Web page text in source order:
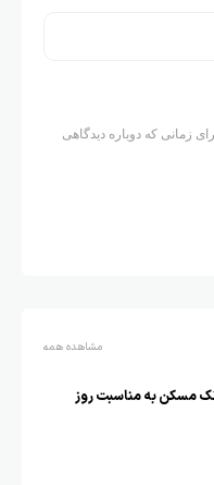
زمانی که دوباره دیدگاهی
مشاهده همه
مسکن به مناسبت روز